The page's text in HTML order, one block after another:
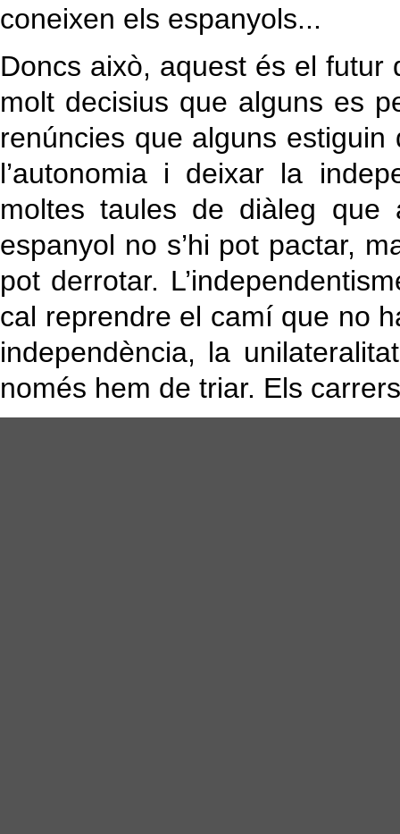
coneixen els espanyols...
Doncs això, aquest és el futur
molt decisius que alguns es
renúncies que alguns
l’autonomia i deixar la
moltes taules de diàleg que
espanyol no s’hi pot pactar,
pot derrotar.
cal reprendre el camí que no
independència, la
només hem de triar. Els